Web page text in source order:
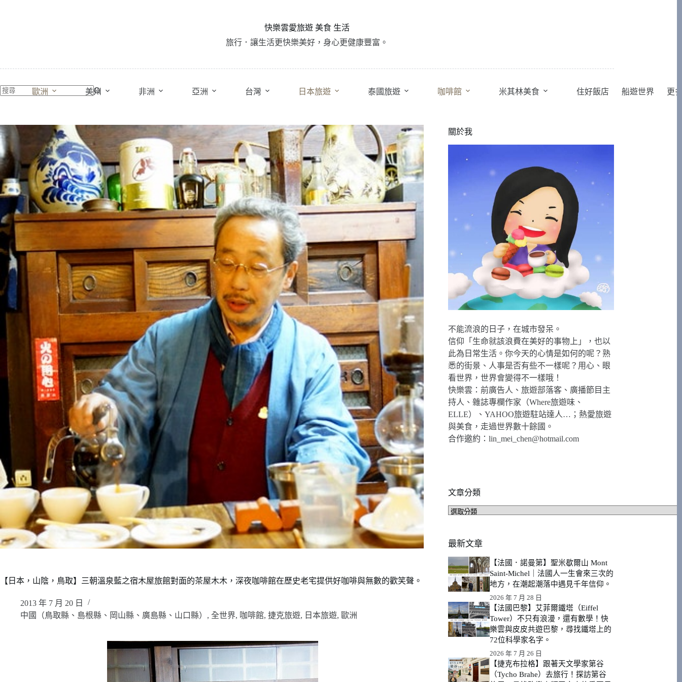
容
快樂雲愛旅遊 美食 生活
旅行．讓生活更快樂美好，身心更健康豐富。
歐洲 美州 非洲 亞洲 台灣 日本旅遊 泰國旅遊 咖啡館 米其林美食 住好飯店 船遊世界 更
【日本，山陰，鳥取】三朝溫泉藍之宿木屋旅館對面的茶屋木木，深夜咖啡館在歷史老宅提供好咖啡與無數的歡笑聲。
2013 年 7 月 20 日
中國（鳥取縣、島根縣、岡山縣、廣島縣、山口縣） , 全世界, 咖啡館, 捷克旅遊, 日本旅遊, 歐洲
關於我
不能流浪的日子，在城市發呆。
信仰「生命就該浪費在美好的事物上」，也以
此為日常生活。你今天的心情是如何的呢？熟
悉的街景、人事是否有些不一樣呢？用心、眼
看世界，世界會變得不一樣哦！
快樂雲：前廣告人、旅遊部落客、廣播節目主
持人、雜誌專欄作家（Where旅遊味、
ELLE）、YAHOO旅遊駐站達人…；熱愛旅遊
與美食，走過世界數十餘國。
合作邀約：lin_mei_chen@hotmail.com
文章分類
文
類
最新文章
【法國．諾曼第】聖米歇爾山 Mont
Saint-Michel｜法國人一生會來三次的
地方，在潮起潮落中遇見千年信仰。
2026 年 7 月 28 日
【法國巴黎】艾菲爾鐵塔（Eiffel
Tower）不只有浪漫，還有數學！快
樂雲與皮皮共遊巴黎，尋找鐵塔上的
72位科學家名字。
2026 年 7 月 26 日
【捷克布拉格】跟著天文學家第谷
（Tycho Brahe）去旅行！探訪第谷